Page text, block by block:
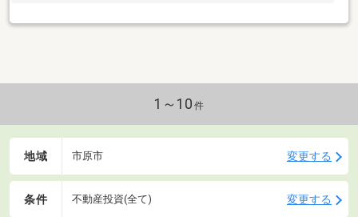
1～10 件
地域 市原市 変更する
条件 不動産投資(全て) 変更する